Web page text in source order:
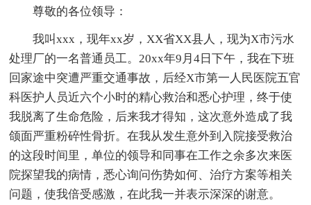
尊敬的各位领导：
我叫xxx，现年xx岁，XX省XX县人，现为X市污水
处理厂的一名普通员工。20xx年9月4日下午，我在下班
回家途中突遭严重交通事故，后经X市第一人民医院五官
科医护人员近六个小时的精心救治和悉心护理，终于使
我脱离了生命危险，后来我才得知，这次意外造成了我
颌面严重粉碎性骨折。在我从发生意外到入院接受救治
的这段时间里，单位的领导和同事在工作之余多次来医
院探望我的病情，悉心询问伤势如何、治疗方案等相关
问题，使我倍受感激，在此我一并表示深深的谢意。